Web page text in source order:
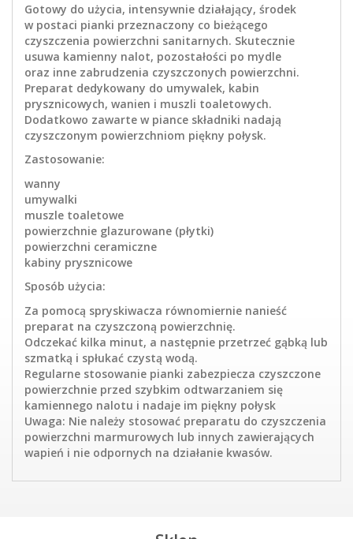
Gotowy do użycia, intensywnie działający, środek
w postaci pianki przeznaczony co bieżącego
czyszczenia powierzchni sanitarnych. Skutecznie
usuwa kamienny nalot, pozostałości po mydle
oraz inne zabrudzenia czyszczonych powierzchni.
Preparat dedykowany do umywalek, kabin
prysznicowych, wanien i muszli toaletowych.
Dodatkowo zawarte w piance składniki nadają
czyszczonym powierzchniom piękny połysk.
Zastosowanie:
wanny
umywalki
muszle toaletowe
powierzchnie glazurowane (płytki)
powierzchni ceramiczne
kabiny prysznicowe
Sposób użycia:
Za pomocą spryskiwacza równomiernie nanieść
preparat na czyszczoną powierzchnię.
Odczekać kilka minut, a następnie przetrzeć gąbką lub
szmatką i spłukać czystą wodą.
Regularne stosowanie pianki zabezpiecza czyszczone
powierzchnie przed szybkim odtwarzaniem się
kamiennego nalotu i nadaje im piękny połysk
Uwaga: Nie należy stosować preparatu do czyszczenia
powierzchni marmurowych lub innych zawierających
wapień i nie odpornych na działanie kwasów.